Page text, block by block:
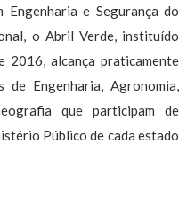
Engenharia e Segurança do
o Abril Verde, instituído
2016, alcança praticamente
de Engenharia, Agronomia,
que participam de
Público de cada estado